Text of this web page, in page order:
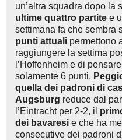
un’altra squadra dopo la
ultime quattro partite e
settimana fa che sembra
punti attuali permettono
raggiungere la settima
l’Hoffenheim e di
solamente 6 punti.
quella dei padroni di
Augsburg reduce dal
l’Eintracht per 2-2, il
dei bavaresi e che ha
consecutive dei padroni